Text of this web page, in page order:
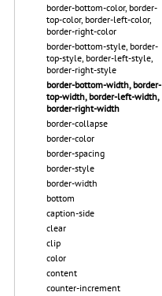
border-bottom-color, border-
top-color, border-left-color,
border-right-color
border-bottom-style, border-
top-style, border-left-style,
border-right-style
border-bottom-width, border-
top-width, border-left-width,
border-right-width
border-collapse
border-color
border-spacing
border-style
border-width
bottom
caption-side
clear
clip
color
content
counter-increment